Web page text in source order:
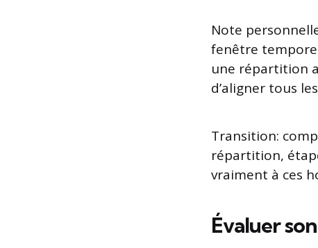
Note
fenêtre
une répartition
d’aligner tous
Transition:
répartition,
vraiment à ces
Évaluer